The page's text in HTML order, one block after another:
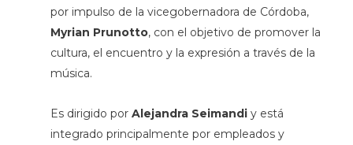
por impulso de la vicegobernadora de Córdoba,
Myrian Prunotto, con el objetivo de promover la
cultura, el encuentro y la expresión a través de la
música.
Es dirigido por Alejandra Seimandiy está
integrado principalmente por empleados y